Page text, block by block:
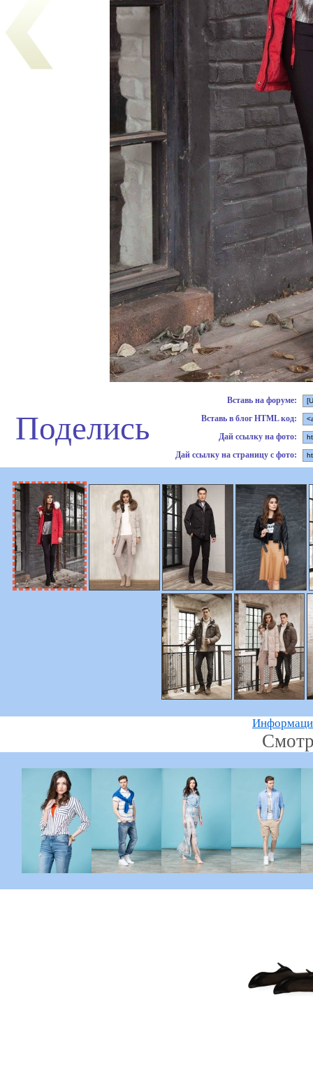
Поделись
Вставь на форуме:
Вставь в блог HTML код:
Дай ссылку на фото:
Дай ссылку на страницу с фото: